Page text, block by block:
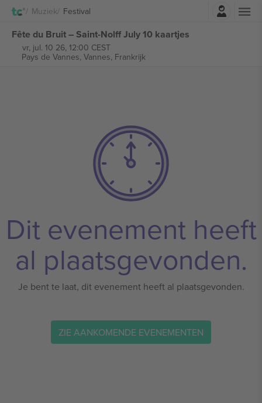
Muziek Festival
Fête du Bruit – Saint-Nolff July 10 kaartjes
vr, jul. 10 26, 12:00 CEST
Pays de Vannes, Vannes, Frankrijk
Dit evenement heeft
al plaatsgevonden.
Je bent te laat, dit evenement heeft al plaatsgevonden.
ZIE AANKOMENDE EVENEMENTEN